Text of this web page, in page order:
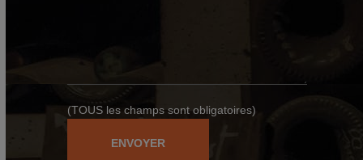
(TOUS les champs sont obligatoires)